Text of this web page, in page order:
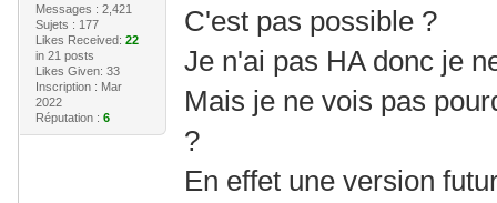
Messages : 2,421
Sujets : 177
Likes Received: 22
in 21 posts
Likes Given: 33
Inscription : Mar
2022
Réputation : 6
C'est pas possible ?
Je n'ai pas HA donc je
Mais je ne vois pas
?
En effet une version